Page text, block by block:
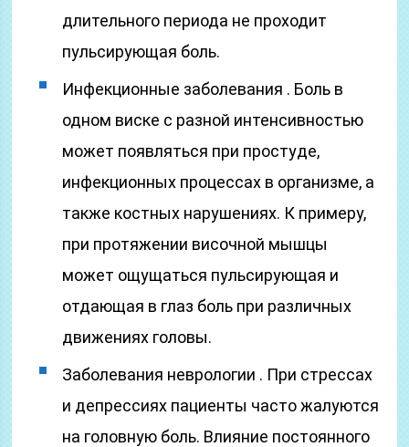
длительного периода не проходит
пульсирующая боль.
Инфекционные заболевания . Боль в
одном виске с разной интенсивностью
может появляться при простуде,
инфекционных процессах в организме, а
также костных нарушениях. К примеру,
при протяжении височной мышцы
может ощущаться пульсирующая и
отдающая в глаз боль при различных
движениях головы.
Заболевания неврологии . При стрессах
и депрессиях пациенты часто жалуются
на головную боль. Влияние постоянного